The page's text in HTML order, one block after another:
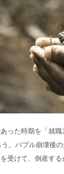
った時期を「就
。バブル崩壊後
受けて、倒産する